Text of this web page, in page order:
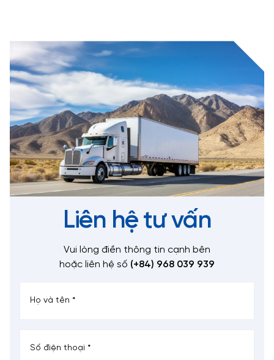
Liên hệ tư vấn
Vui lòng điền thông tin cạnh bên
hoặc liên hệ số (+84) 968 039 939